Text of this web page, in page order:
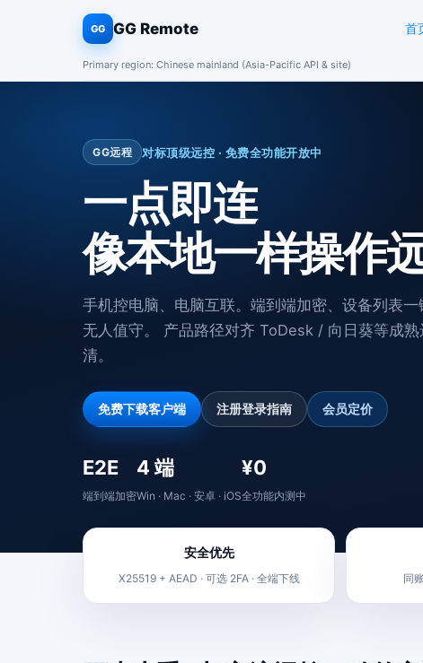
GG GG Remote 首
Primary region: Chinese mainland (Asia-Pacific API & site)
GG远程 对标顶级远控 · 免费全功能开放中
一点即连
像本地一样操作
手机控电脑、电脑互联。端到端加密、设备列表一
无人值守。 产品路径对齐 ToDesk / 向日葵等成
清。
免费下载客户端 注册登录指南 会员定价
E2E
端到端加密
4 端
Win · Mac · 安卓 · iOS
¥0
全功能内测中
安全优先
X25519 + AEAD · 可选 2FA · 全端下线 同